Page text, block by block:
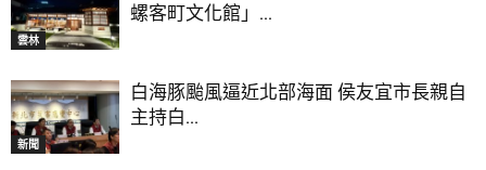
雲林
螺客町文化館」...
新聞
白海豚颱風逼近北部海面 侯友宜市長親自
主持白...